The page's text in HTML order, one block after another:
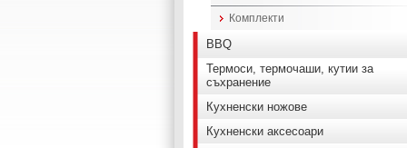
Комплекти
BBQ
Термоси, термочаши, кутии за
съхранение
Кухненски ножове
Кухненски аксесоари